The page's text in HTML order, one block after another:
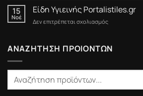
Friday
στο
Portalistiles.gr
15
Νοέ
Είδη Υγιεινής Portalistiles.gr
Δεν επιτρέπεται σχολιασμόςστο
Portalistiles.gr
ΑΝΑΖΗΤΗΣΗ ΠΡΟΙΟΝΤΩΝ